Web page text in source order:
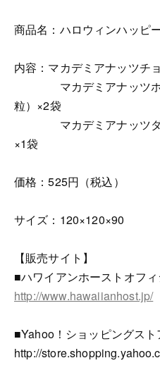
商品名：ハロウィンハッピ
内容：マカデミアナッツチ
マカデミアナッツホワ
粒）×2袋
マカデミアナッツダー
×1袋
価格：525円（税込）
サイズ：120×120×90
【販売サイト】
■ハワイアンホーストオフ
http://www.hawaiianhost.jp/
■Yahoo！ショッピングス
http://